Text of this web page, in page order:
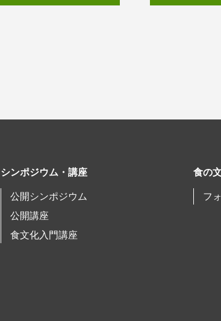
シンポジウム・講座
公開シンポジウム
公開講座
食文化入門講座
食の
フ